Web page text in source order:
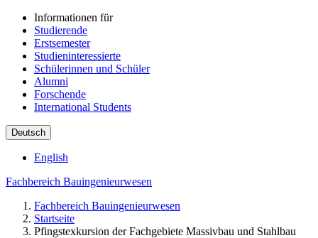
Informationen für
Studierende
Erstsemester
Studieninteressierte
Schülerinnen und Schüler
Alumni
Forschende
International Students
Deutsch
English
Fachbereich Bauingenieurwesen
Fachbereich Bauingenieurwesen
Startseite
Pfingstexkursion der Fachgebiete Massivbau und Stahlbau